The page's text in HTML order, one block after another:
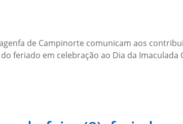
agenfa de Campinorte comunicam aos
feriado em celebração ao Dia da